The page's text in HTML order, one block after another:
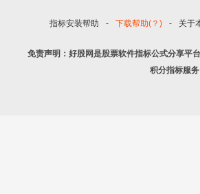
指标安装帮助 - 下载帮助(？) - 关于
免责声明：好股网是股票软件指标公式分享平
积分指标服务